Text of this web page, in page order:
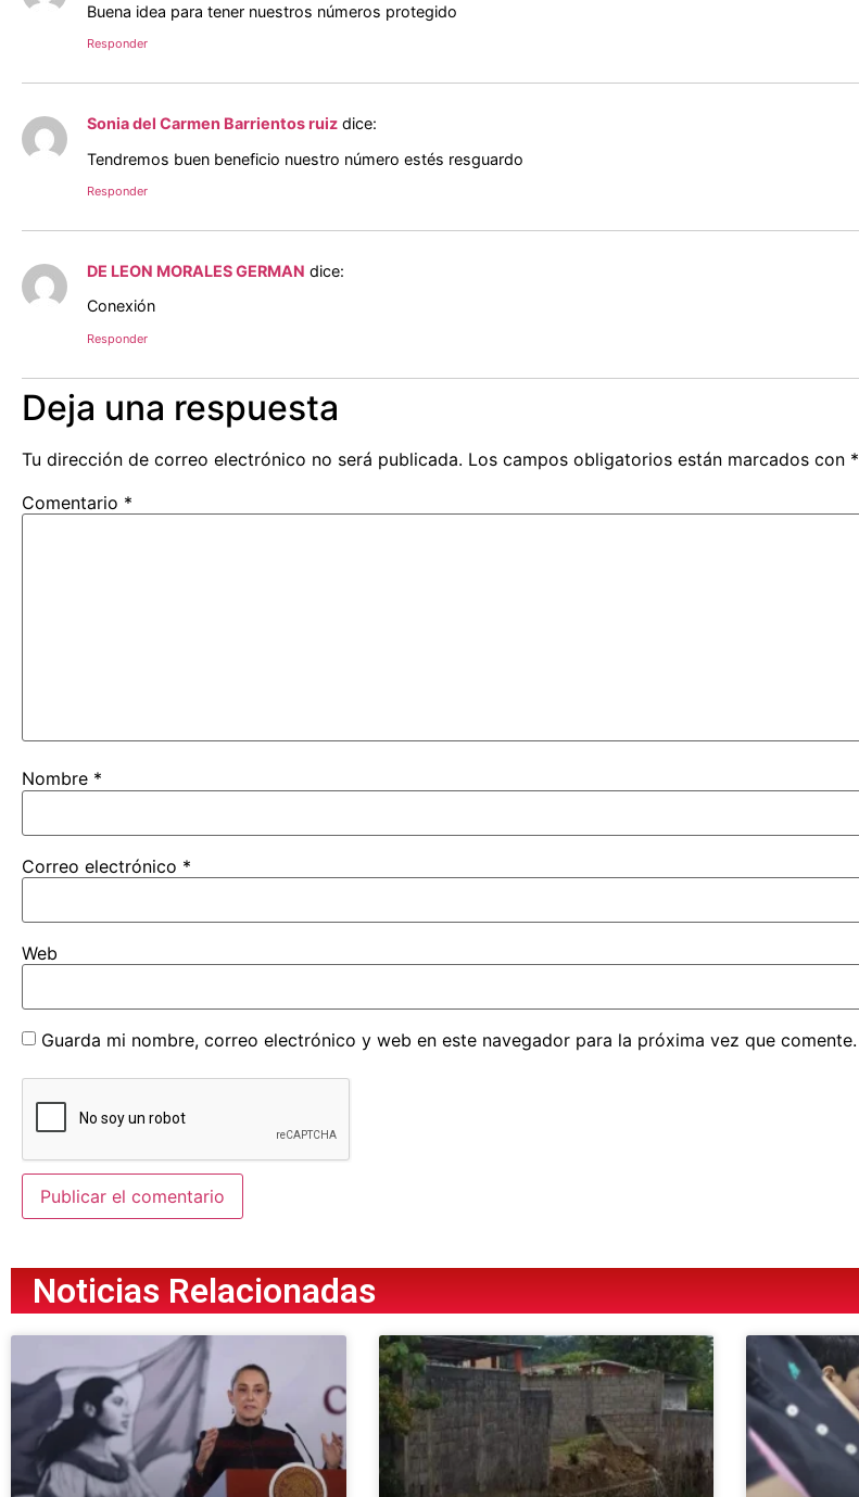
Buena idea para tener nuestros números protegido
Responder
Sonia del Carmen Barrientos ruiz dice:
Tendremos buen beneficio nuestro número estés resguardo
Responder
DE LEON MORALES GERMAN dice:
Conexión
Responder
Deja una respuesta
Tu dirección de correo electrónico no será publicada. Los campos obligatorios están marcados con *
Comentario *
Nombre *
Correo electrónico *
Web
Guarda mi nombre, correo electrónico y web en este navegador para la próxima vez que comente.
Noticias Relacionadas